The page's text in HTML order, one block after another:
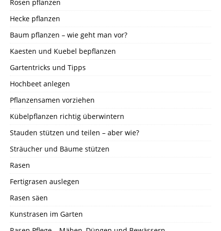
Rosen pflanzen
Hecke pflanzen
Baum pflanzen – wie geht man vor?
Kaesten und Kuebel bepflanzen
Gartentricks und Tipps
Hochbeet anlegen
Pflanzensamen vorziehen
Kübelpflanzen richtig überwintern
Stauden stützen und teilen – aber wie?
Sträucher und Bäume stützen
Rasen
Fertigrasen auslegen
Rasen säen
Kunstrasen im Garten